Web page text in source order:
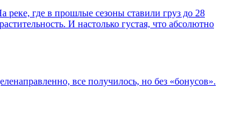
где в прошлые сезоны ставили груз до 28
И настолько густая, что абсолютно
все получилось, но без «бонусов».